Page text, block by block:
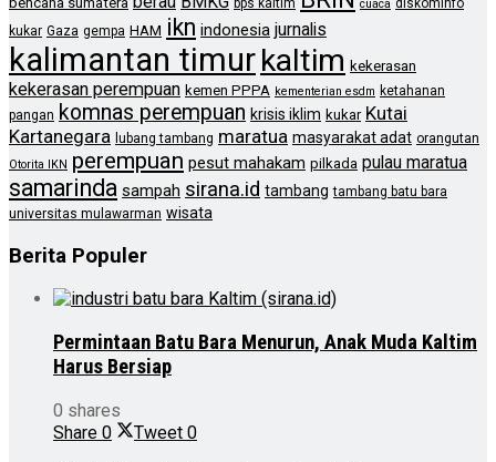
bps kaltim cuaca diskominfo
kukar Gaza gempa HAM ikn indonesia jurnalis
kalimantan timurkaltim kekerasan
kekerasan perempuan kemen PPPA kementerian esdm ketahanan
pangan komnas perempuan krisis iklim kukar Kutai
Kartanegara lubang tambang maratua masyarakat adat orangutan
Otorita IKN perempuan pesut mahakam pilkada pulau maratua
samarinda sampah sirana.id tambang tambang batu bara
universitas mulawarman wisata
Berita Populer
Permintaan Batu Bara Menurun, Anak Muda Kaltim
Harus Bersiap
0 shares
Share 0 Tweet 0